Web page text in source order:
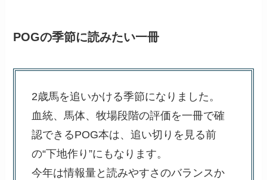
POGの季節に読みたい一冊
2歳馬を追いかける季節になりました。
血統、馬体、牧場段階の評価を一冊で確
認できるPOG本は、追い切りを見る前
の“下地作り”にもなります。
今年は情報量と読みやすさのバランスか